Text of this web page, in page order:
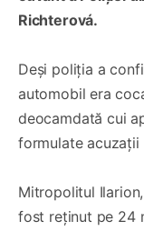
Richterová.
Deși poliția a
automobil era
deocamdată cui
formulate acuzații
Mitropolitul
fost reținut pe 24